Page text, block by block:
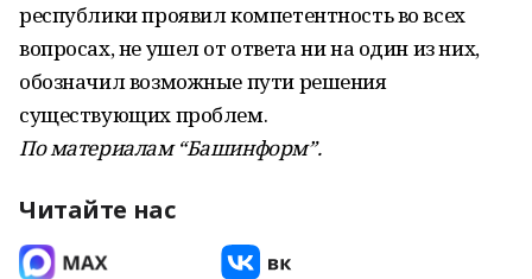
республики проявил компетентность во всех
вопросах, не ушел от ответа ни на один из них,
обозначил возможные пути решения
существующих проблем.
По материалам “Башинформ”.
Читайте нас